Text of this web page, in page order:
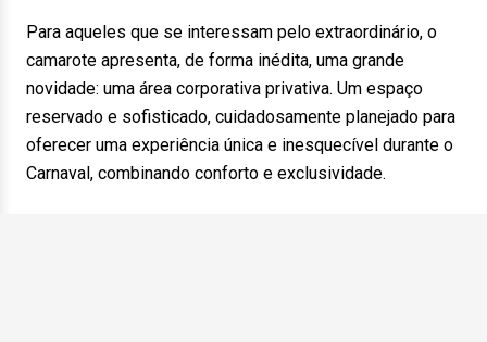
Para aqueles que se interessam pelo extraordinário, o
camarote apresenta, de forma inédita, uma grande
novidade: uma área corporativa privativa. Um espaço
reservado e sofisticado, cuidadosamente planejado para
oferecer uma experiência única e inesquecível durante o
Carnaval, combinando conforto e exclusividade.